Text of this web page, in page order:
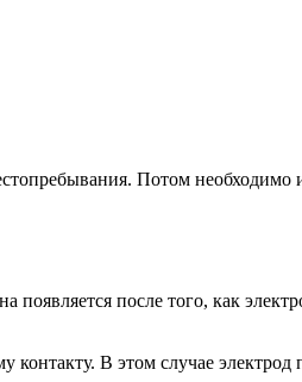
Потом необходимо
после того, как
В этом случае электрод